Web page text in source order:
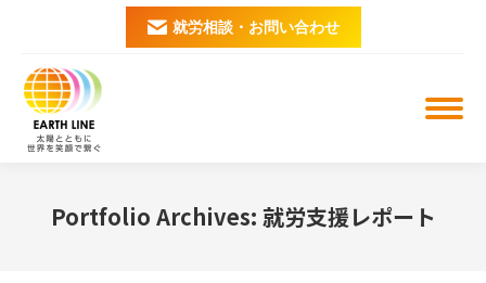
就労相談・お問い合わせ
Portfolio Archives: 就労支援レポート